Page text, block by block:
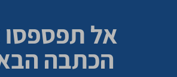
אל
הכתבה